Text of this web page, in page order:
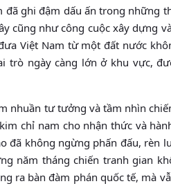
đã ghi đậm dấu ấn trong những
cũng như công cuộc xây dựng
Việt Nam từ một đất nước
trò ngày càng lớn ở khu vực,
nhuần tư tưởng và tầm nhìn
chỉ nam cho nhận thức và
đã không ngừng phấn đấu, rèn
năm tháng chiến tranh gian
ra bàn đàm phán quốc tế, mà